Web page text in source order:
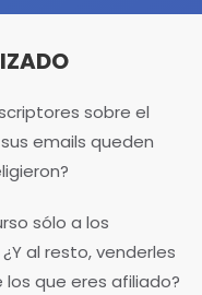
sobre el
emails queden
sólo a los
al resto, venderles
que eres afiliado?